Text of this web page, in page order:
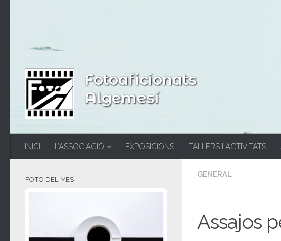
Fotoaficionats
Algemesí
INICI L’ASSOCIACIÓ EXPOSICIONS TALLERS I ACTIVITATS
GENERAL
Assajos
FOTO DEL MES